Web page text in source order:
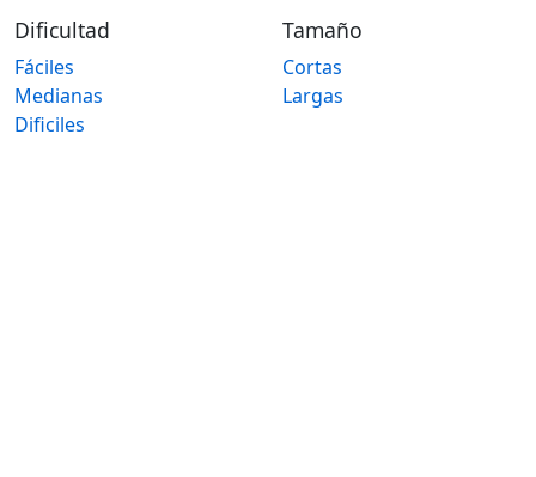
Dificultad
Fáciles
Medianas
Dificiles
Tamaño
Cortas
Largas